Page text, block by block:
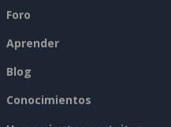
Foro
Aprender
Blog
Conocimientos